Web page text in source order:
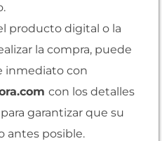
producto digital o la
la compra, puede
inmediato con
con los detalles
garantizar que su
antes posible.